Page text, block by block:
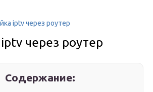
iptv через роутер
через роутер
Содержание: